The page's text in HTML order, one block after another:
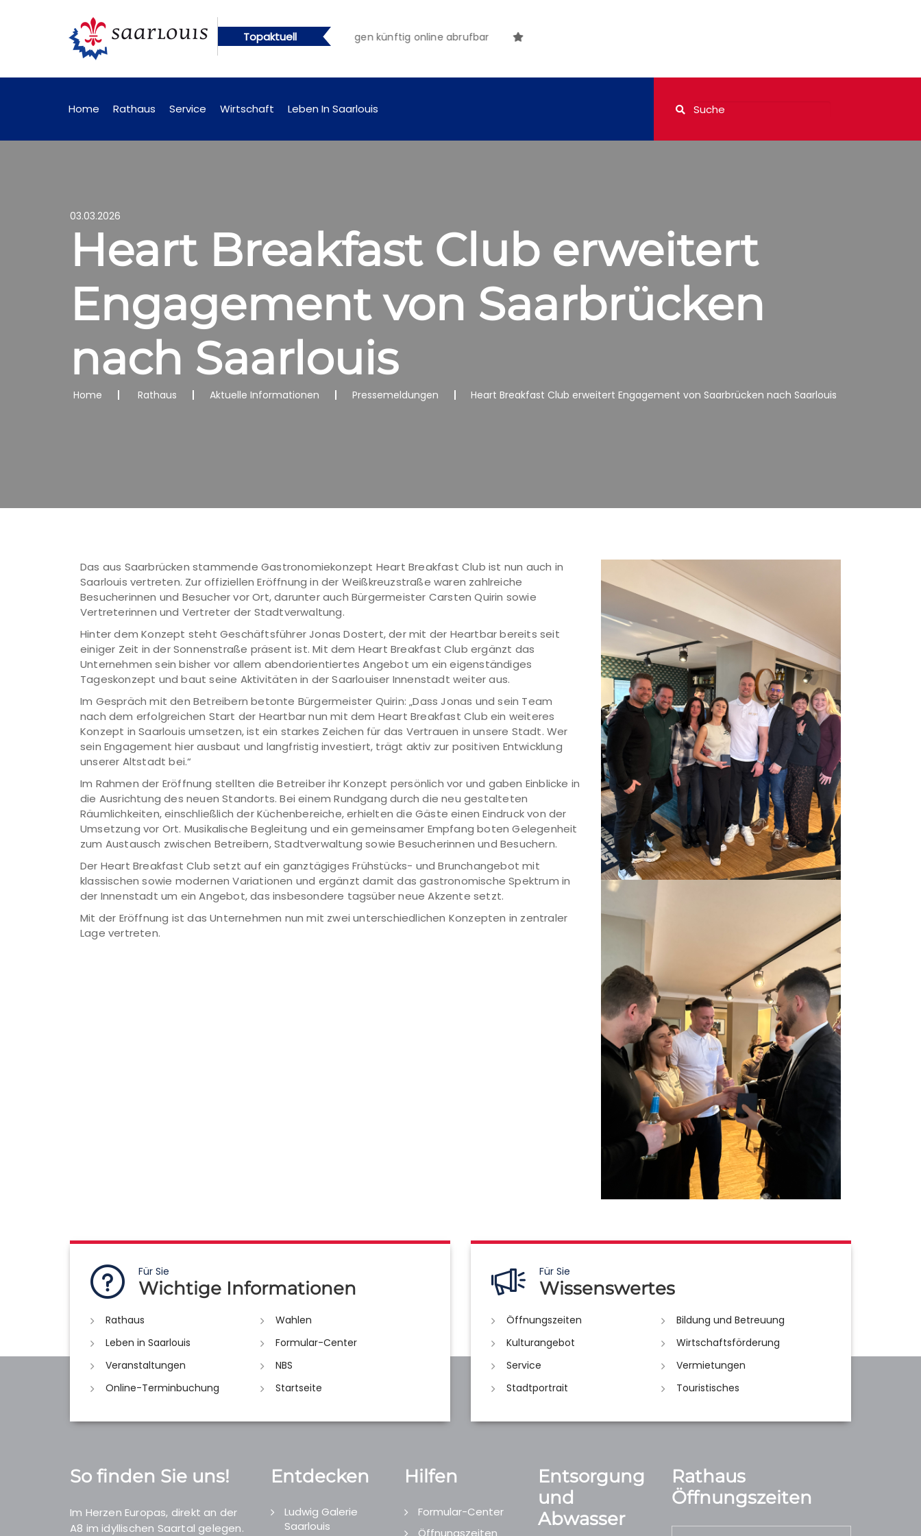
Topaktuell
künftig online abrufbar Öffentliche Bekanntmachungen künftig online abrufbar
Home Rathaus Service Wirtschaft Leben In Saarlouis
03.03.2026
Heart Breakfast Club erweitert
Engagement von Saarbrücken
nach Saarlouis
Home Rathaus Aktuelle Informationen Pressemeldungen Heart Breakfast Club erweitert Engagement von Saarbrücken nach Saarlouis
Das aus Saarbrücken stammende Gastronomiekonzept Heart Breakfast Club ist nun auch in
Saarlouis vertreten. Zur offiziellen Eröffnung in der Weißkreuzstraße waren zahlreiche
Besucherinnen und Besucher vor Ort, darunter auch Bürgermeister Carsten Quirin sowie
Vertreterinnen und Vertreter der Stadtverwaltung.
Hinter dem Konzept steht Geschäftsführer Jonas Dostert, der mit der Heartbar bereits seit
einiger Zeit in der Sonnenstraße präsent ist. Mit dem Heart Breakfast Club ergänzt das
Unternehmen sein bisher vor allem abendorientiertes Angebot um ein eigenständiges
Tageskonzept und baut seine Aktivitäten in der Saarlouiser Innenstadt weiter aus.
Im Gespräch mit den Betreibern betonte Bürgermeister Quirin: „Dass Jonas und sein Team
nach dem erfolgreichen Start der Heartbar nun mit dem Heart Breakfast Club ein weiteres
Konzept in Saarlouis umsetzen, ist ein starkes Zeichen für das Vertrauen in unsere Stadt. Wer
sein Engagement hier ausbaut und langfristig investiert, trägt aktiv zur positiven Entwicklung
unserer Altstadt bei.“
Im Rahmen der Eröffnung stellten die Betreiber ihr Konzept persönlich vor und gaben Einblicke in
die Ausrichtung des neuen Standorts. Bei einem Rundgang durch die neu gestalteten
Räumlichkeiten, einschließlich der Küchenbereiche, erhielten die Gäste einen Eindruck von der
Umsetzung vor Ort. Musikalische Begleitung und ein gemeinsamer Empfang boten Gelegenheit
zum Austausch zwischen Betreibern, Stadtverwaltung sowie Besucherinnen und Besuchern.
Der Heart Breakfast Club setzt auf ein ganztägiges Frühstücks- und Brunchangebot mit
klassischen sowie modernen Variationen und ergänzt damit das gastronomische Spektrum in
der Innenstadt um ein Angebot, das insbesondere tagsüber neue Akzente setzt.
Mit der Eröffnung ist das Unternehmen nun mit zwei unterschiedlichen Konzepten in zentraler
Lage vertreten.
Für Sie
Wichtige Informationen
Rathaus
Wahlen
Leben in Saarlouis
Formular-Center
Veranstaltungen
NBS
Online-Terminbuchung
Startseite
Für Sie
Wissenswertes
Öffnungszeiten
Bildung und Betreuung
Kulturangebot
Wirtschaftsförderung
Service
Vermietungen
Stadtportrait
Touristisches
So finden Sie uns!
Im Herzen Europas, direkt an der
A8 im idyllischen Saartal gelegen.
Entdecken
Ludwig Galerie
Saarlouis
Hilfen
Formular-Center
Entsorgung
und
Abwasser
Rathaus
Öffnungszeiten